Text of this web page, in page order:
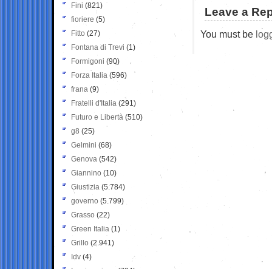
Leave a
You must be
Fini (821)
fioriere (5)
Fitto (27)
Fontana di Trevi (1)
Formigoni (90)
Forza Italia (596)
frana (9)
Fratelli d'Italia (291)
Futuro e Libertà (510)
g8 (25)
Gelmini (68)
Genova (542)
Giannino (10)
Giustizia (5.784)
governo (5.799)
Grasso (22)
Green Italia (1)
Grillo (2.941)
Idv (4)